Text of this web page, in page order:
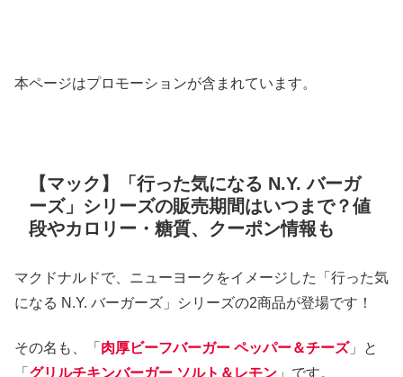
本ページはプロモーションが含まれています。
【マック】「行った気になる N.Y. バーガ
ーズ」シリーズの販売期間はいつまで？値
段やカロリー・糖質、クーポン情報も
マクドナルドで、ニューヨークをイメージした「行った気
になる N.Y. バーガーズ」シリーズの2商品が登場です！
その名も、「 肉厚ビーフバーガー ペッパー＆チーズ」と
「 グリルチキンバーガー ソルト＆レモン 」です。